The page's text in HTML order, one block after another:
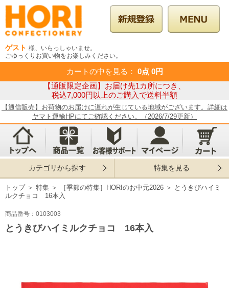
ゲスト 様、いらっしゃいませ。
ごゆっくりお買い物をお楽しみください。
カートの中を見る ： 0点 0円
【通販限定企画】お届け先1カ所につき、
税込7,000円以上のご購入で送料半額
【通信販売】お荷物のお届けに遅れが生じている地域がございます。詳細は
ヤマト運輸HPにてご確認ください。（2026/7/29更新）
カテゴリから探す 特集を見る
トップ ＞ 特集 ＞ ［季節の特集］HORIのお中元2026 ＞ とうきびハイミ
ルクチョコ 16本入
商品番号：0103003
とうきびハイミルクチョコ 16本入